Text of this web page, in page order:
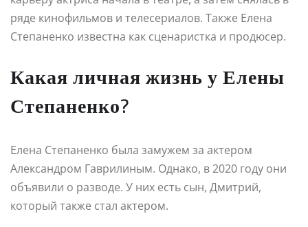
ряде кинофильмов и телесериалов. Также Елена
Степаненко известна как сценаристка и продюсер.
Какая личная жизнь у Елены
Степаненко?
Елена Степаненко была замужем за актером
Александром Гаврилиным. Однако, в 2020 году они
объявили о разводе. У них есть сын, Дмитрий,
который также стал актером.